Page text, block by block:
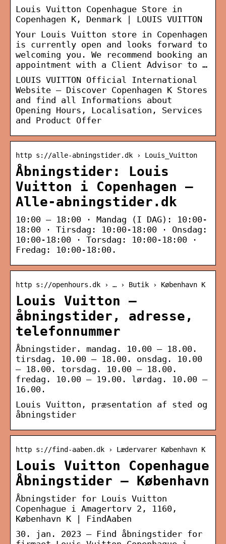
Louis Vuitton Copenhague Store in
Copenhagen K, Denmark | LOUIS VUITTON
Your Louis Vuitton store in Copenhagen
is currently open and looks forward to
welcoming you. We recommend booking an
appointment with a Client Advisor to …
LOUIS VUITTON Official International
Website – Discover Copenhagen K Stores
and find all Informations about
Opening Hours, Localisation, Services
and Product Offer
http s://alle-abningstider.dk › Louis_Vuitton
Åbningstider: Louis
Vuitton i Copenhagen –
Alle-abningstider.dk
10:00 – 18:00 · Mandag (I DAG): 10:00-
18:00 · Tirsdag: 10:00-18:00 · Onsdag:
10:00-18:00 · Torsdag: 10:00-18:00 ·
Fredag: 10:00-18:00.
http s://openhours.dk › … › Butik › København K
Louis Vuitton –
åbningstider, adresse,
telefonnummer
Åbningstider. mandag. 10.00 – 18.00.
tirsdag. 10.00 – 18.00. onsdag. 10.00
– 18.00. torsdag. 10.00 – 18.00.
fredag. 10.00 – 19.00. lørdag. 10.00 –
16.00.
Louis Vuitton, præsentation af sted og
åbningstider
http s://find-aaben.dk › Lædervarer København K
Louis Vuitton Copenhague
Åbningstider – København
Åbningstider for Louis Vuitton
Copenhague i Amagertorv 2, 1160,
København K | FindAaben
30. jan. 2023 — Find åbningstider for